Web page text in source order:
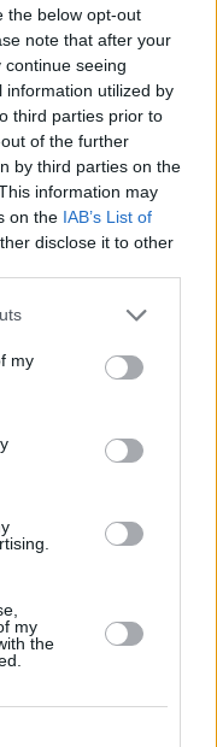
the below opt-out
note that after your
seeing
information utilized by
third parties prior to
of the further
by third parties on the
information may
on the IAB’s List of
disclose it to other
my
my
the